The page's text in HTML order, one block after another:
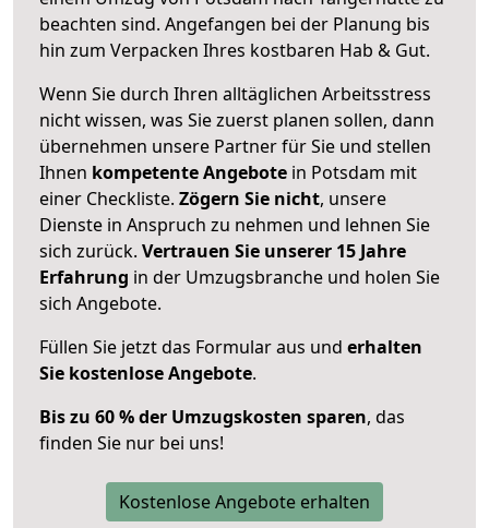
beachten sind. Angefangen bei der Planung bis
hin zum Verpacken Ihres kostbaren Hab & Gut.
Wenn Sie durch Ihren alltäglichen Arbeitsstress
nicht wissen, was Sie zuerst planen sollen, dann
übernehmen unsere Partner für Sie und stellen
Ihnen kompetente Angebote in Potsdam mit
einer Checkliste. Zögern Sie nicht, unsere
Dienste in Anspruch zu nehmen und lehnen Sie
sich zurück. Vertrauen Sie unserer 15 Jahre
Erfahrung in der Umzugsbranche und holen Sie
sich Angebote.
Füllen Sie jetzt das Formular aus und erhalten
Sie kostenlose Angebote.
Bis zu 60 % der Umzugskosten sparen, das
finden Sie nur bei uns!
Kostenlose Angebote erhalten